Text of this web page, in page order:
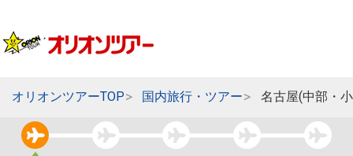
オリオンツアーTOP 国内旅行・ツアー 名古屋(中部・